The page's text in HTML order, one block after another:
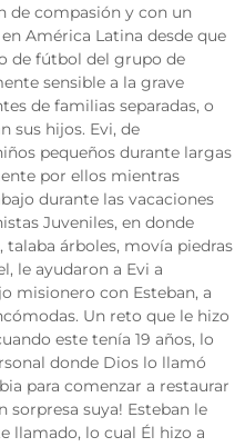
o
b
de compasión y con un
América Latina desde que
de fútbol del grupo de
sensible a la grave
de familias separadas, o
sus hijos. Evi, de
pequeños durante largas
por ellos mientras
durante las vacaciones
Juveniles, en donde
árboles, movía piedras
le ayudaron a Evi a
misionero con Esteban, a
Un reto que le hizo
este tenía 19 años, lo
donde Dios lo llamó
para comenzar a restaurar
sorpresa suya! Esteban le
llamado, lo cual Él hizo a